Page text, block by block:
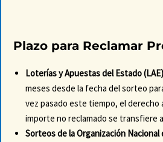
Plazo para Reclamar
Loterías y Apuestas del Estado
meses desde la fecha del sorteo
vez pasado este tiempo, el derecho
importe no reclamado se transfiere
Sorteos de la Organización Nacional